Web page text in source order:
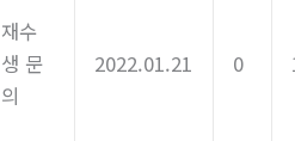
재수
생 문
의
2022.01.21 0